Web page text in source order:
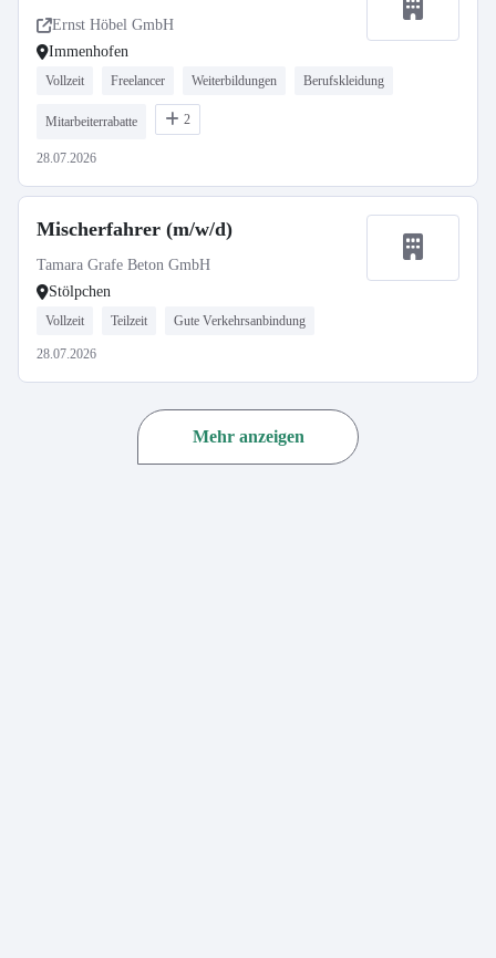
Ernst Höbel GmbH
Immenhofen
Vollzeit Freelancer Weiterbildungen Berufskleidung
Mitarbeiterrabatte 2
28.07.2026
Mischerfahrer (m/w/d)
Tamara Grafe Beton GmbH
Stölpchen
Vollzeit Teilzeit Gute Verkehrsanbindung
28.07.2026
Mehr anzeigen